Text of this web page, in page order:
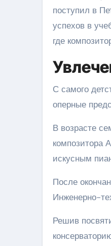
поступил в
успехов в
где
С самого
оперные
В возрасте
композитора
искусным
После
Инженерно-
Решив